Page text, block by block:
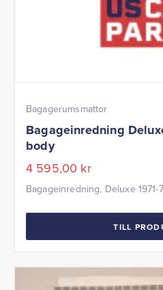
Bagagerumsmattor
Bagageinredning
body
4 595,00 kr
Bagageinredning, Deluxe
TILL